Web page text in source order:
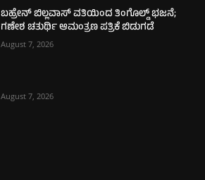
ಬಹ್ರೇನ್ ಬಿಲ್ಲವಾಸ್ ವತಿಯಿಂದ ತಿಂಗೊಲ್ಡ್ ಭಜನೆ;
ಗಣೇಶ ಚತುರ್ಥಿ ಆಮಂತ್ರಣ ಪತ್ರಿಕೆ ಬಿಡುಗಡೆ
August 7, 2026
August 7, 2026